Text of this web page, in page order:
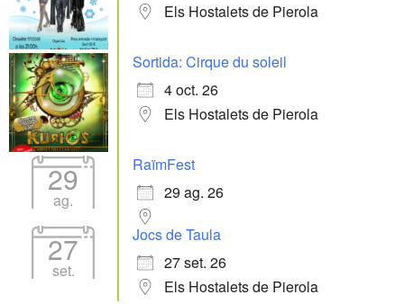
Els Hostalets de Pierola
Sortida: Cirque du soleil
4 oct. 26
Els Hostalets de Pierola
29
ag.
RaïmFest
29 ag. 26
27
set.
Jocs de Taula
27 set. 26
Els Hostalets de Pierola